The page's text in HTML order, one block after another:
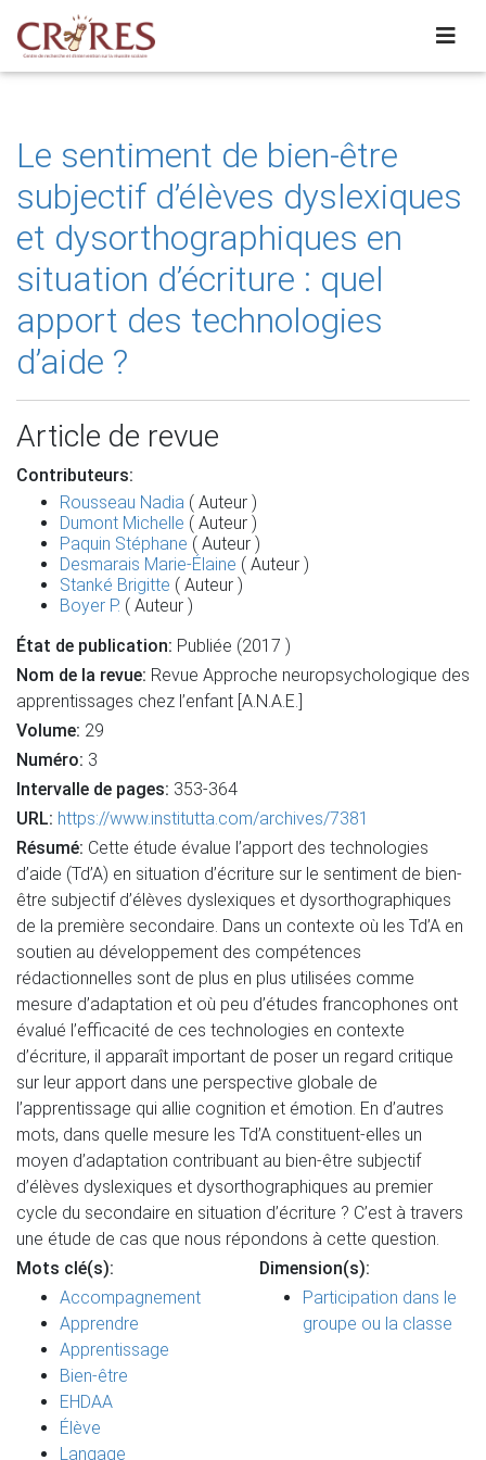
Le sentiment de bien-être
subjectif d’élèves dyslexiques
et dysorthographiques en
situation d’écriture : quel
apport des technologies
d’aide ?
Article de revue
Contributeurs:
Rousseau Nadia ( Auteur )
Dumont Michelle ( Auteur )
Paquin Stéphane ( Auteur )
Desmarais Marie-Élaine ( Auteur )
Stanké Brigitte ( Auteur )
Boyer P. ( Auteur )
État de publication: Publiée (2017 )
Nom de la revue: Revue Approche neuropsychologique des
apprentissages chez l’enfant [A.N.A.E.]
Volume: 29
Numéro: 3
Intervalle de pages: 353-364
URL: https://www.institutta.com/archives/7381
Résumé: Cette étude évalue l’apport des technologies
d’aide (Td’A) en situation d’écriture sur le sentiment de bien-
être subjectif d’élèves dyslexiques et dysorthographiques
de la première secondaire. Dans un contexte où les Td’A en
soutien au développement des compétences
rédactionnelles sont de plus en plus utilisées comme
mesure d’adaptation et où peu d’études francophones ont
évalué l’efficacité de ces technologies en contexte
d’écriture, il apparaît important de poser un regard critique
sur leur apport dans une perspective globale de
l’apprentissage qui allie cognition et émotion. En d’autres
mots, dans quelle mesure les Td’A constituent-elles un
moyen d’adaptation contribuant au bien-être subjectif
d’élèves dyslexiques et dysorthographiques au premier
cycle du secondaire en situation d’écriture ? C’est à travers
une étude de cas que nous répondons à cette question.
Mots clé(s):
Accompagnement
Apprendre
Apprentissage
Bien-être
EHDAA
Élève
Langage
Dimension(s):
Participation dans le
groupe ou la classe